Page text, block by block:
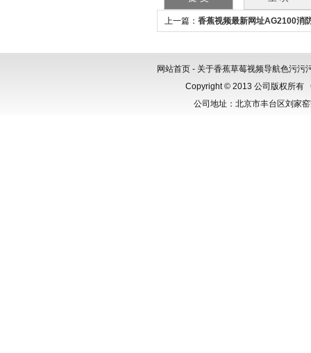
上一篇： 香蕉视频最新网址AG2100消
网站首页 - 关于香蕉草莓视频导航色污污
Copyright © 2013 公司版权所有
公司地址：北京市丰台区刘家